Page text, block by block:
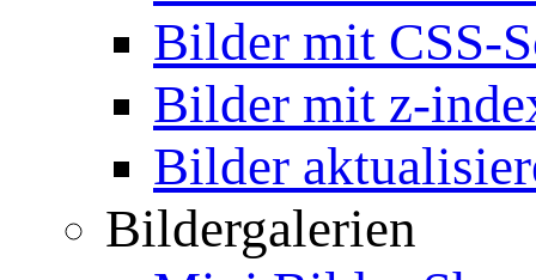
Bilder mit CSS-
Bilder mit z-
Bilder
Bildergalerien